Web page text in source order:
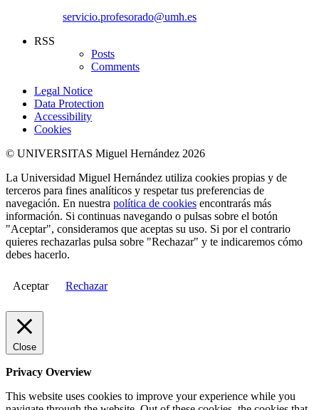
servicio.profesorado@umh.es
RSS
Posts
Comments
Legal Notice
Data Protection
Accessibility
Cookies
© UNIVERSITAS Miguel Hernández 2026
La Universidad Miguel Hernández utiliza cookies propias y de
terceros para fines analíticos y respetar tus preferencias de
navegación. En nuestra política de cookies encontrarás más
información. Si continuas navegando o pulsas sobre el botón
"Aceptar", consideramos que aceptas su uso. Si por el contrario
quieres rechazarlas pulsa sobre "Rechazar" y te indicaremos cómo
debes hacerlo.
Aceptar Rechazar
Close
Privacy Overview
This website uses cookies to improve your experience while you